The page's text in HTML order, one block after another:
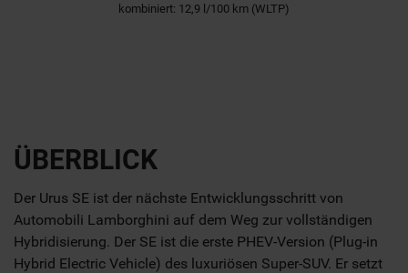
kombiniert: 12,9 l/100 km (WLTP)
ÜBERBLICK
Der Urus SE ist der nächste Entwicklungsschritt von
Automobili Lamborghini auf dem Weg zur vollständigen
Hybridisierung. Der SE ist die erste PHEV-Version (Plug-in
Hybrid Electric Vehicle) des luxuriösen Super-SUV. Er setzt